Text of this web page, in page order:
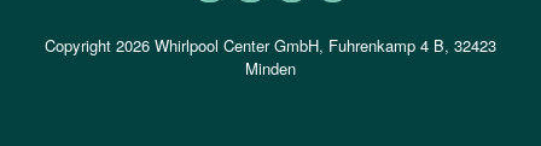
Copyright 2026 Whirlpool Center GmbH, Fuhrenkamp 4 B, 32423
Minden